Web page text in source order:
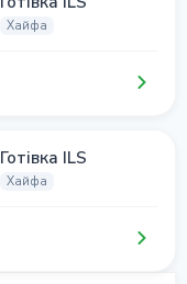
Хайфа
Готівка ILS
Хайфа